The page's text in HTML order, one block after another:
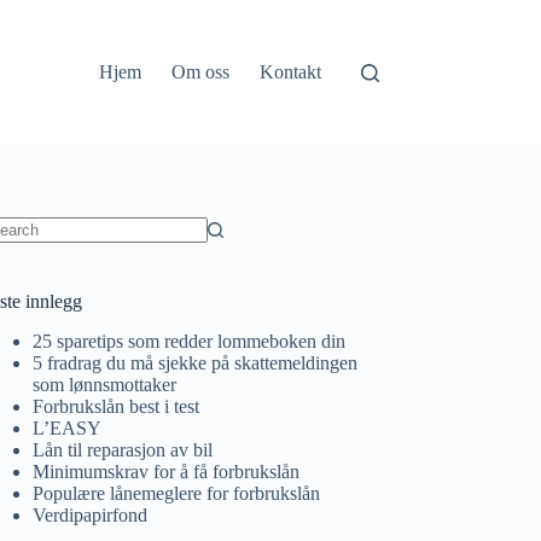
Hjem Om oss Kontakt
innlegg
25 sparetips som redder lommeboken din
5 fradrag du må sjekke på skattemeldingen
som lønnsmottaker
Forbrukslån best i test
L’EASY
Lån til reparasjon av bil
Minimumskrav for å få forbrukslån
Populære lånemeglere for forbrukslån
Verdipapirfond